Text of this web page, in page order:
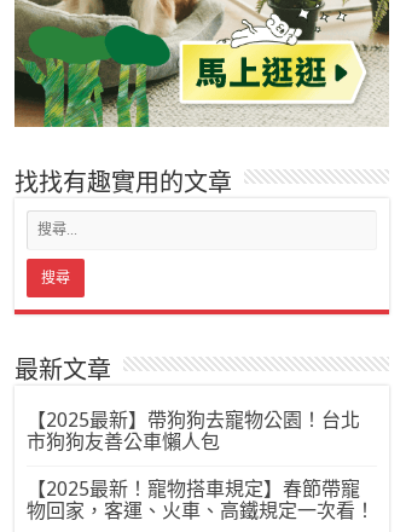
找找有趣實用的文章
最新文章
【2025最新】帶狗狗去寵物公園！台北
市狗狗友善公車懶人包
【2025最新！寵物搭車規定】春節帶寵
物回家，客運、火車、高鐵規定一次看！